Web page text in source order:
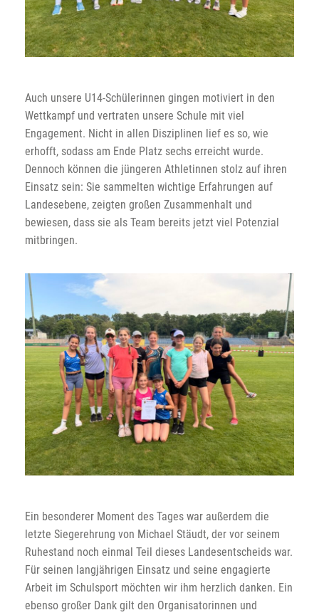
Auch unsere U14-Schülerinnen gingen motiviert in den
Wettkampf und vertraten unsere Schule mit viel
Engagement. Nicht in allen Disziplinen lief es so, wie
erhofft, sodass am Ende Platz sechs erreicht wurde.
Dennoch können die jüngeren Athletinnen stolz auf ihren
Einsatz sein: Sie sammelten wichtige Erfahrungen auf
Landesebene, zeigten großen Zusammenhalt und
bewiesen, dass sie als Team bereits jetzt viel Potenzial
mitbringen.
Ein besonderer Moment des Tages war außerdem die
letzte Siegerehrung von Michael Stäudt, der vor seinem
Ruhestand noch einmal Teil dieses Landesentscheids war.
Für seinen langjährigen Einsatz und seine engagierte
Arbeit im Schulsport möchten wir ihm herzlich danken. Ein
ebenso großer Dank gilt den Organisatorinnen und